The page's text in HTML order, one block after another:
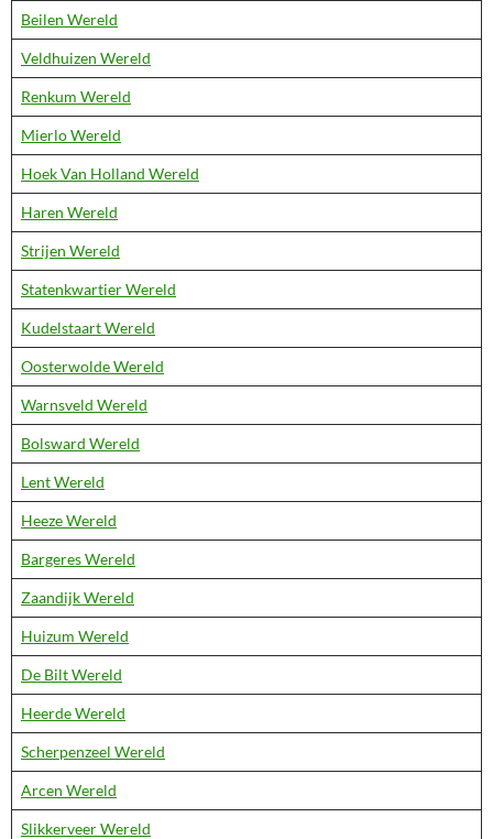
Beilen Wereld
Veldhuizen Wereld
Renkum Wereld
Mierlo Wereld
Hoek Van Holland Wereld
Haren Wereld
Strijen Wereld
Statenkwartier Wereld
Kudelstaart Wereld
Oosterwolde Wereld
Warnsveld Wereld
Bolsward Wereld
Lent Wereld
Heeze Wereld
Bargeres Wereld
Zaandijk Wereld
Huizum Wereld
De Bilt Wereld
Heerde Wereld
Scherpenzeel Wereld
Arcen Wereld
Slikkerveer Wereld